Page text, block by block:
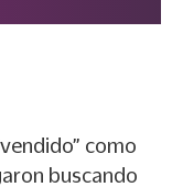
como
buscando